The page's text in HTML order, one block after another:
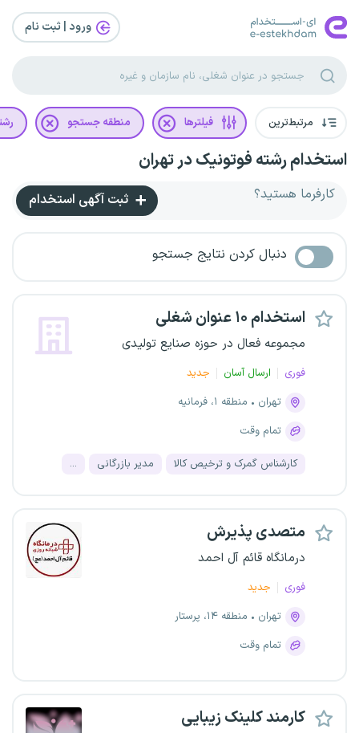
ورود | ثبت‌ نام
مرتبط‌ترین فیلترها منطقه جستجو
استخدام رشته فوتونیک در تهران
کارفرما هستید؟ ثبت آگهی استخدام
دنبال کردن نتایج جستجو
استخدام ۱۰ عنوان شغلی
مجموعه فعال در حوزه صنایع تولیدی
فوری ارسال آسان
جدید
تهران
منطقه ۱، فرمانیه
تمام وقت
کارشناس گمرک و ترخیص کالا مدیر بازرگانی ...
متصدی پذیرش
درمانگاه قائم آل احمد
فوری
جدید
تهران
منطقه ۱۴، پرستار
تمام وقت
کارمند کلینک زیبایی